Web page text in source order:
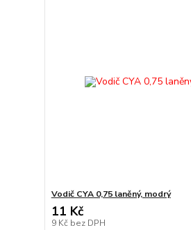
Vodič CYA 0,75 laněný, modrý
11 Kč
9 Kč bez DPH